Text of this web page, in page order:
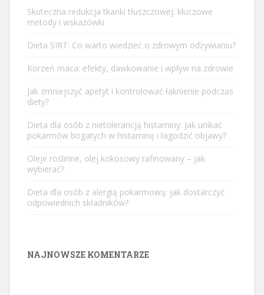
Skuteczna redukcja tkanki tłuszczowej: kluczowe
metody i wskazówki
Dieta SIRT: Co warto wiedzieć o zdrowym odżywianiu?
Korzeń maca: efekty, dawkowanie i wpływ na zdrowie
Jak zmniejszyć apetyt i kontrolować łaknienie podczas
diety?
Dieta dla osób z nietolerancją histaminy: Jak unikać
pokarmów bogatych w histaminę i łagodzić objawy?
Oleje roślinne, olej kokosowy rafinowany – jak
wybierać?
Dieta dla osób z alergią pokarmową: jak dostarczyć
odpowiednich składników?
NAJNOWSZE KOMENTARZE